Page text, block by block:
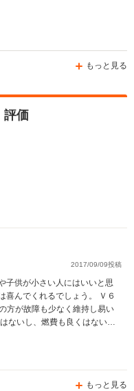
もっと見る
評価
2017/09/09投稿
子供が小さい人にはいいと思
喜んでくれるでしょう。 Ｖ６
方が故障も少なく維持し易い
ないし、燃費も良くはない。
響きと、ちょっとおしゃれな感
もっと見る